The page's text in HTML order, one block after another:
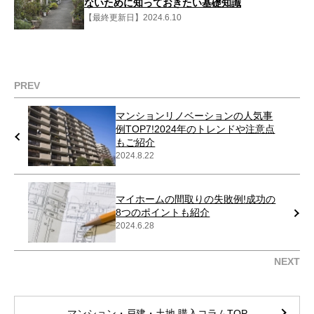
ないために知っておきたい基礎知識
【最終更新日】2024.6.10
PREV
マンションリノベーションの人気事
例TOP7!2024年のトレンドや注意点
もご紹介
2024.8.22
NEXT
マイホームの間取りの失敗例!成功の
8つのポイントも紹介
2024.6.28